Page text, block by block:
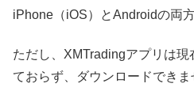
iPhone（iOS）とAndroidの両
ただし、XMTradingアプリは
ておらず、ダウンロードでき